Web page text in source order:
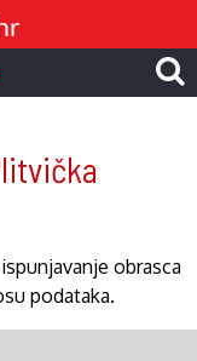
obrasca
podataka.